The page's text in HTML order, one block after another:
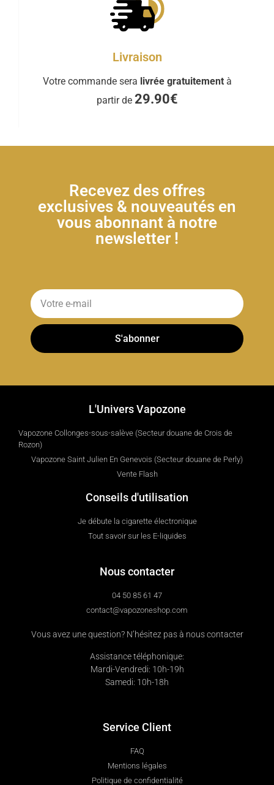
Livraison
Votre commande sera livrée gratuitement à
partir de 29.90€
Recevez des offres
exclusives & nouveautés en
vous abonnant à notre
newsletter !
S'abonner
L'Univers Vapozone
Vapozone Collonges-sous-salève (Secteur douane de Crois de
Rozon)
Vapozone Saint Julien En Genevois (Secteur douane de Perly)
Vente Flash
Conseils d'utilisation
Je débute la cigarette électronique
Tout savoir sur les E-liquides
Nous contacter
04 50 85 61 47
contact@vapozoneshop.com
Vous avez une question? N’hésitez pas à nous contacter
Assistance téléphonique:
Mardi-Vendredi: 10h-19h
Samedi: 10h-18h
Service Client
FAQ
Mentions légales
Politique de confidentialité